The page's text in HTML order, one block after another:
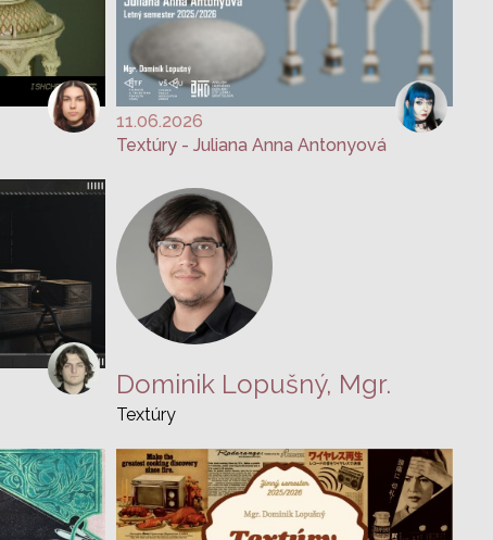
11.06.2026
Textúry - Juliana Anna Antonyová
Dominik Lopušný, Mgr.
Textúry